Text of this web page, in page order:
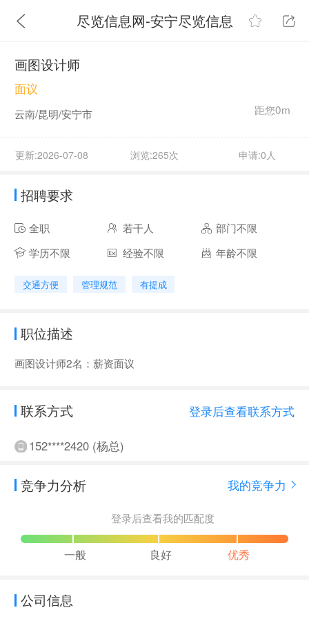
尽览信息网-安宁尽览信息
画图设计师
距您0m
面议
云南/昆明/安宁市
更新:2026-07-08 浏览:265次 申请:0人
招聘要求
全职 若干人
部门不限
学历不限
经验不限 年龄不限
交通方便 管理规范 有提成
职位描述
画图设计师2名：薪资面议
联系方式 登录后查看联系方式
152****2420 (杨总)
竞争力分析 我的竞争力
登录后查看我的匹配度
一般 良好 优秀
公司信息